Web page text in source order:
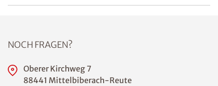
NOCH FRAGEN?
Oberer Kirchweg 7
88441 Mittelbiberach-Reute